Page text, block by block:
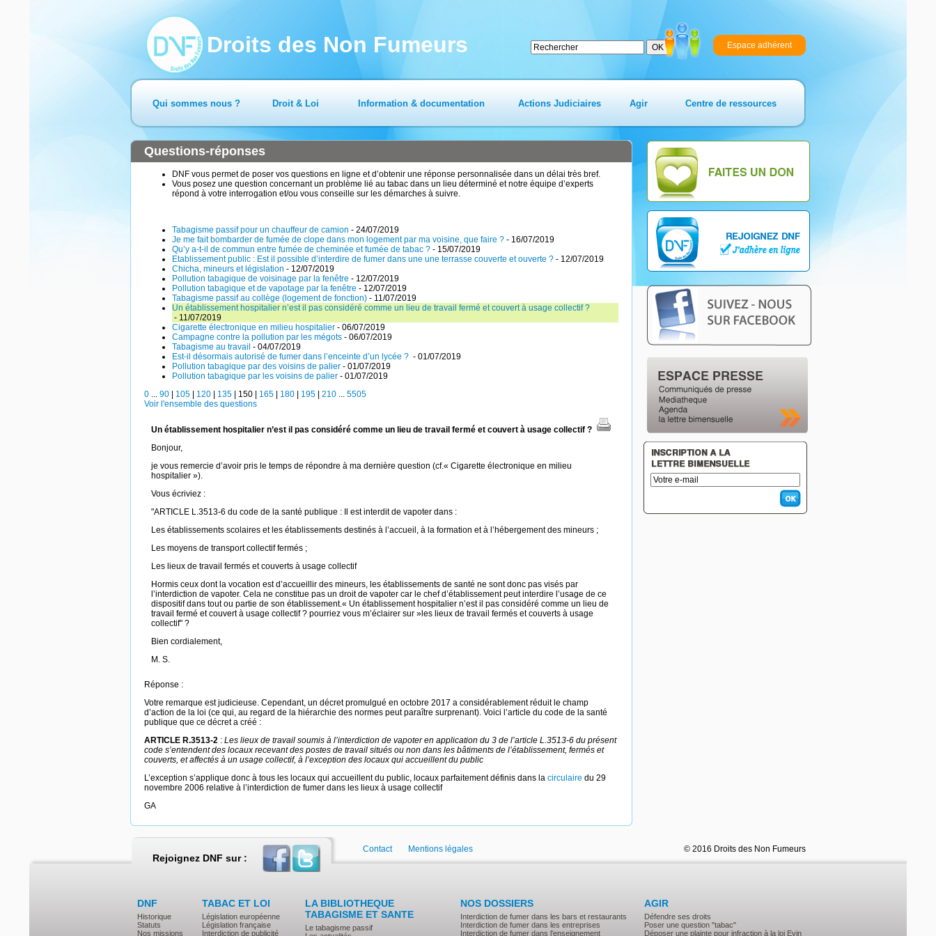
Droits des Non Fumeurs Espace adhérent
Qui sommes nous ? Droit & Loi Information & documentation Actions Judiciaires Agir Centre de ressources
DNF vous permet de poser vos questions en ligne et d’obtenir une réponse personnalisée dans un délai très bref.
Vous posez une question concernant un problème lié au tabac dans un lieu déterminé et notre équipe d’experts
répond à votre interrogation et/ou vous conseille sur les démarches à suivre.
Questions-réponses
Tabagisme passif pour un chauffeur de camion - 24/07/2019
Je me fait bombarder de fumée de clope dans mon logement par ma voisine, que faire ? - 16/07/2019
Qu’y a-t-il de commun entre fumée de cheminée et fumée de tabac ? - 15/07/2019
Etablissement public : Est il possible d’interdire de fumer dans une une terrasse couverte et ouverte ? - 12/07/2019
Chicha, mineurs et législation - 12/07/2019
Pollution tabagique de voisinage par la fenêtre - 12/07/2019
Pollution tabagique et de vapotage par la fenêtre - 12/07/2019
Tabagisme passif au collège (logement de fonction) - 11/07/2019
Un établissement hospitalier n’est il pas considéré comme un lieu de travail fermé et couvert à usage collectif ?
- 11/07/2019
Cigarette électronique en milieu hospitalier - 06/07/2019
Campagne contre la pollution par les mégots - 06/07/2019
Tabagisme au travail - 04/07/2019
Est-il désormais autorisé de fumer dans l’enceinte d’un lycée ? - 01/07/2019
Pollution tabagique par des voisins de palier - 01/07/2019
Pollution tabagique par les voisins de palier - 01/07/2019
0 ... 90 105 120 135 150 165 180 195 210 ... 5505
Voir l'ensemble des questions
Un établissement hospitalier n’est il pas considéré comme un lieu de travail fermé et couvert à usage collectif ?
Bonjour,
je vous remercie d’avoir pris le temps de répondre à ma dernière question (cf.« Cigarette électronique en milieu
hospitalier »).
Vous écriviez :
"ARTICLE L.3513-6 du code de la santé publique : Il est interdit de vapoter dans :
Les établissements scolaires et les établissements destinés à l’accueil, à la formation et à l’hébergement des mineurs ;
Les moyens de transport collectif fermés ;
Les lieux de travail fermés et couverts à usage collectif
Hormis ceux dont la vocation est d’accueillir des mineurs, les établissements de santé ne sont donc pas visés par
l’interdiction de vapoter. Cela ne constitue pas un droit de vapoter car le chef d’établissement peut interdire l’usage de ce
dispositif dans tout ou partie de son établissement.« Un établissement hospitalier n’est il pas considéré comme un lieu de
travail fermé et couvert à usage collectif ? pourriez vous m’éclairer sur »les lieux de travail fermés et couverts à usage
collectif" ?
Bien cordialement,
M. S.
Réponse :
Votre remarque est judicieuse. Cependant, un décret promulgué en octobre 2017 a considérablement réduit le champ
d’action de la loi (ce qui, au regard de la hiérarchie des normes peut paraître surprenant). Voici l’article du code de la santé
publique que ce décret a créé :
ARTICLE R.3513-2 : Les lieux de travail soumis à l’interdiction de vapoter en application du 3 de l’article L.3513-6 du présent
code s’entendent des locaux recevant des postes de travail situés ou non dans les bâtiments de l’établissement, fermés et
couverts, et affectés à un usage collectif, à l’exception des locaux qui accueillent du public
L’exception s’applique donc à tous les locaux qui accueillent du public, locaux parfaitement définis dans la circulaire du 29
novembre 2006 relative à l’interdiction de fumer dans les lieux à usage collectif
GA
Rejoignez DNF sur :
DNF
Historique
Statuts
Nos missions
TABAC ET LOI
Législation européenne
Législation française
Interdiction de publicité
LA BIBLIOTHEQUE
TABAGISME ET SANTE
Le tabagisme passif
NOS DOSSIERS
Interdiction de fumer dans les bars et restaurants
Interdiction de fumer dans les entreprises
Interdiction de fumer dans l'enseignement
AGIR
Défendre ses droits
Poser une question "tabac"
Déposer une plainte pour infraction à la loi Evin
Contact Mentions légales © 2016 Droits des Non Fumeurs